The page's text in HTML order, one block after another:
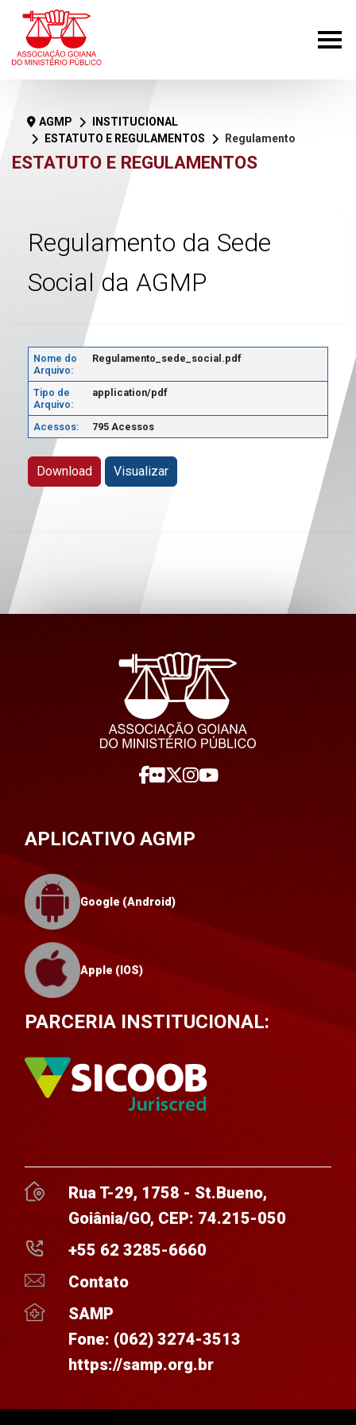
ESTATUTO E REGULAMENTOS
AGMP
INSTITUCIONAL
ESTATUTO E REGULAMENTOS
Regulamento da Sede Social da AGMP
Regulamento da Sede
Social da AGMP
Nome do
Arquivo:
Regulamento_sede_social.pdf
Tipo de
Arquivo:
application/pdf
Acessos: 795 Acessos
Download Visualizar
APLICATIVO AGMP
Google (Android)
Apple (IOS)
PARCERIA INSTITUCIONAL:
Rua T-29, 1758 - St.Bueno,
Goiânia/GO, CEP: 74.215-050
+55 62 3285-6660
Contato
SAMP
Fone: (062) 3274-3513
https://samp.org.br